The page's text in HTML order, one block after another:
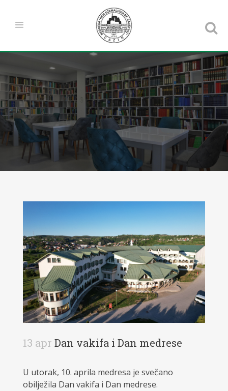
13 apr Dan vakifa i Dan medrese
U utorak, 10. aprila medresa je svečano
obilježila Dan vakifa i Dan medrese.